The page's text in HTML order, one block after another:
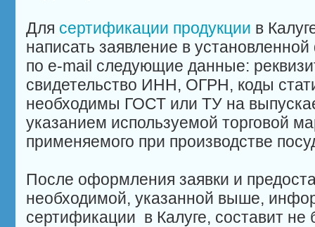
Для сертификации продукции в
написать заявление в
по e-mail следующие данные:
свидетельство ИНН, ОГРН, коды
необходимы ГОСТ или ТУ на
указанием используемой торговой
применяемого при производстве
После оформления заявки и
необходимой, указанной выше,
сертификации в Калуге, составит не